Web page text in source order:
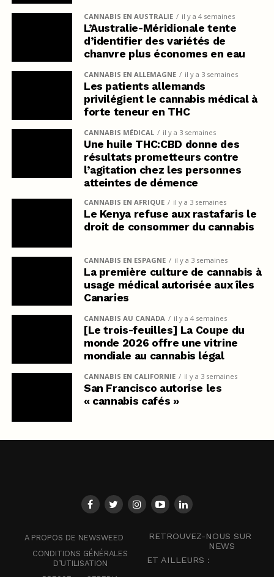
CANNABIS EN AUSTRALIE il y a 4 semaines
L’Australie-Méridionale tente
d’identifier des variétés de
chanvre plus économes en eau
CANNABIS EN ALLEMAGNE il y a 3 semaines
Les patients allemands
privilégient le cannabis médical à
forte teneur en THC
CANNABIS MÉDICAL il y a 3 semaines
Une huile THC:CBD donne des
résultats prometteurs contre
l’agitation chez les personnes
atteintes de démence
CANNABIS EN AFRIQUE il y a 3 semaines
Le Kenya refuse aux rastafaris le
droit de consommer du cannabis
CANNABIS EN ESPAGNE il y a 3 semaines
La première culture de cannabis à
usage médical autorisée aux îles
Canaries
CANNABIS AU CANADA il y a 4 semaines
[Le trois-feuilles] La Coupe du
monde 2026 offre une vitrine
mondiale au cannabis légal
CANNABIS EN CALIFORNIE il y a 3 semaines
San Francisco autorise les
« cannabis cafés »
A PROPOS DE NEWSWEED
CONDITIONS GÉNÉRALES
D’UTILISATION
RETROUVEZ-NOUS SUR
NEWS
ET AILLEURS :